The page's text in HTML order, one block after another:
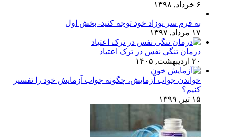
۶ خرداد, ۱۳۹۸
به فرم سر نوزاد خود توجه کنید- بخش اول
۱۷ مرداد, ۱۳۹۷
درمان تنگی نفس در ترک اعتیاد
۲۰ اردیبهشت, ۱۴۰۵
خواندن جواب آزمایش، چگونه جواب آزمایش خود را تفسیر
کنیم؟
۱۵ تیر, ۱۳۹۹